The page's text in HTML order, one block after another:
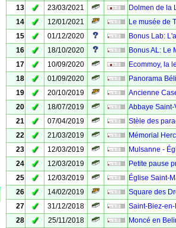
13
✓ 23/03/2021
Dolmen de la
14
✓ 12/01/2021
Le musée de
15
✓ 01/12/2020
Bonus Lab:
16
✓ 18/10/2020
Bonus AL: Le
17
✓ 10/09/2020
Ecommoy, la
18
✓ 01/09/2020
Panorama
19
✓ 20/10/2019
Ancienne
20
✓ 18/07/2019
Abbaye Saint-
21
✓ 07/04/2019
Stèle des
22
✓ 21/03/2019
Mémorial
23
✓ 12/03/2019
Mulsanne -
24
✓ 12/03/2019
Petite pause
25
✓ 12/03/2019
Église Saint-
26
✓ 14/02/2019
Square des
27
✓ 31/12/2018
Saint-Biez-
28
✓ 25/11/2018
Moncé en